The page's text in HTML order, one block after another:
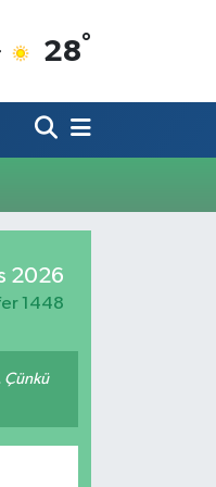
28°
2026
1448
Çünkü